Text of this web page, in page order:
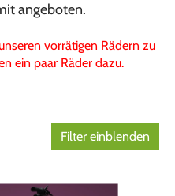
angeboten.
vorrätigen Rädern zu
ein paar Räder dazu.
Filter einblenden